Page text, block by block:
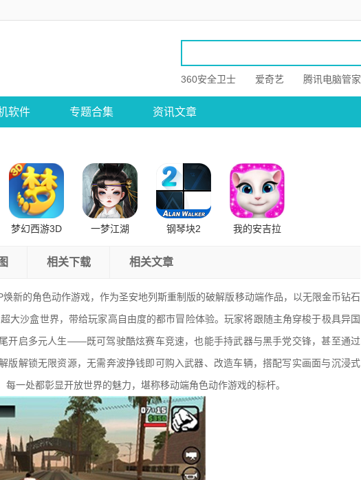
360安全卫士 爱奇艺 腾讯电脑管家
软件 专题合集 资讯文章
梦幻西游3D
一梦江湖 钢琴块2 我的安吉拉
相关下载 相关文章
焕新的角色动作游戏，作为圣安地列斯重制版的破解版移动端作品，以无限金币钻石
大沙盒世界，带给玩家高自由度的都市冒险体验。玩家将跟随主角穿梭于极具异国
开启多元人生——既可驾驶酷炫赛车竞速，也能手持武器与黑手党交锋，甚至通过
版解锁无限资源，无需奔波挣钱即可购入武器、改造车辆，搭配写实画面与沉浸式
一处都彰显开放世界的魅力，堪称移动端角色动作游戏的标杆。